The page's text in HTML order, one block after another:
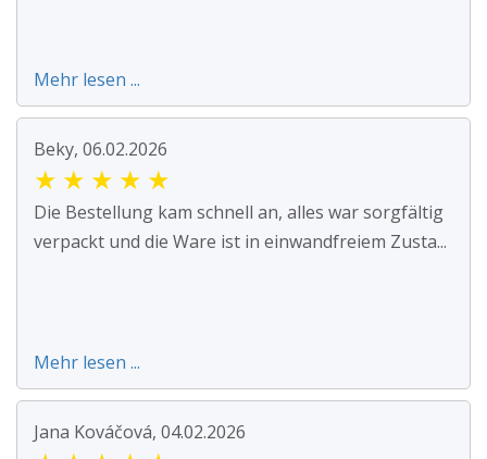
Mehr lesen ...
Beky, 06.02.2026
★ ★ ★ ★ ★
Die Bestellung kam schnell an, alles war sorgfältig
verpackt und die Ware ist in einwandfreiem Zusta...
Mehr lesen ...
Jana Kováčová, 04.02.2026